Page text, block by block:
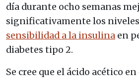
día durante ocho semanas
significativamente los
sensibilidad a la insulina en
diabetes tipo 2.
Se cree que el ácido acético